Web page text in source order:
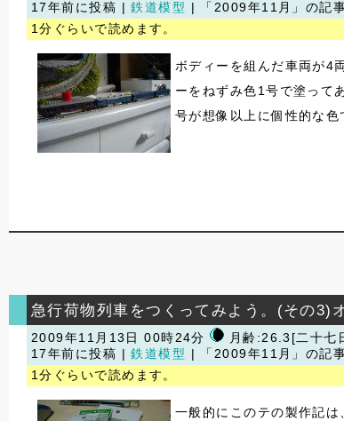
17年前に投稿 |鉄道模型
| 「2009年11月」の記
1分ぐらいで読めます。
ボディーを組んだ車両が4
ーをねずみ色1号で塗って
号が想像以上に個性的な
急行荷物列車をつくってみよう。(その3)
2009年11月13日 00時24分 月齢:26.3[二十七
17年前に投稿 |鉄道模型
| 「2009年11月」の記
1分ぐらいで読めます。
一般的にこのテの製作記